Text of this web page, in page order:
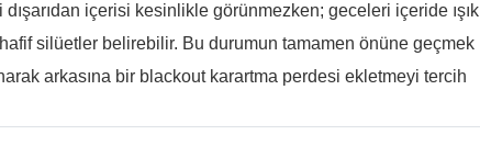
içerisi kesinlikle görünmezken; geceleri içeride ışık
silüetler belirebilir. Bu durumun tamamen önüne geçmek
arkasına bir blackout karartma perdesi ekletmeyi tercih